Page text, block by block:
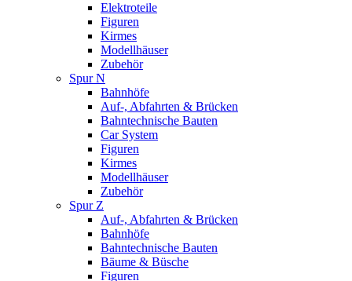
Elektroteile
Figuren
Kirmes
Modellhäuser
Zubehör
Spur N
Bahnhöfe
Auf-, Abfahrten & Brücken
Bahntechnische Bauten
Car System
Figuren
Kirmes
Modellhäuser
Zubehör
Spur Z
Auf-, Abfahrten & Brücken
Bahnhöfe
Bahntechnische Bauten
Bäume & Büsche
Figuren